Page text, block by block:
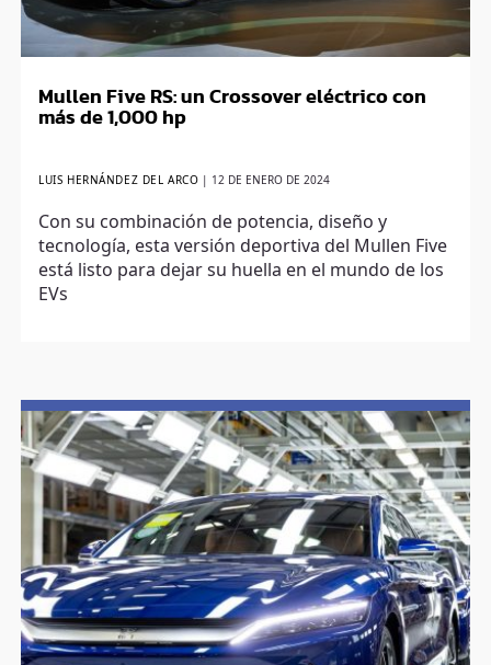
Mullen Five RS: un Crossover eléctrico con
más de 1,000 hp
LUIS HERNÁNDEZ DEL ARCO 12 DE ENERO DE 2024
Con su combinación de potencia, diseño y
tecnología, esta versión deportiva del Mullen Five
está listo para dejar su huella en el mundo de los
EVs